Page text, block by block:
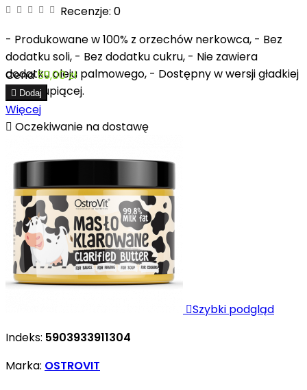
Recenzje: 0
- Produkowane w 100% z orzechów nerkowca, - Bez
dodatku soli, - Bez dodatku cukru, - Nie zawiera
dodatku oleju palmowego, - Dostępny w wersji gładkiej
lub chrupiącej.
Cena 59,00 zł
 Dodaj
Więcej
 Oczekiwanie na dostawę
Szybki podgląd
Indeks: 5903933911304
Marka: OSTROVIT